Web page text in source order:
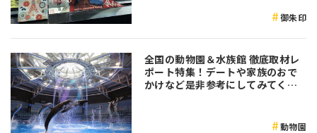
御朱印
全国の動物園＆水族館 徹底取材レ
ポート特集！デートや家族のおで
かけなど是非参考にしてみてくだ
動物園